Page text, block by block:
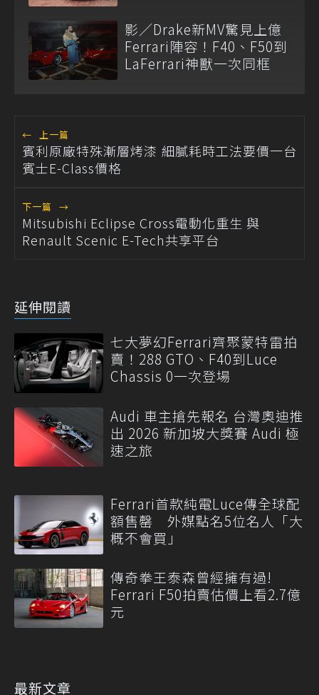
影／Drake新MV驚見上億
Ferrari陣容！F40、F50到
LaFerrari神獸一次同框
← 上一篇
賓利原廠特殊漸層烤漆 細膩耗時工法要價一台
賓士E-Class價格
下一篇 →
Mitsubishi Eclipse Cross電動化重生 與
Renault Scenic E-Tech共享平台
延伸閱讀
七大夢幻Ferrari齊聚蒙特雷拍
賣！288 GTO、F40到Luce
Chassis 0一次登場
Audi 車主搶先報名 台灣奧迪推
出 2026 新加坡大獎賽 Audi 極
速之旅
Ferrari首款純電Luce傳全球配
額售罄 外媒點名5位名人「大
概不會買」
傳奇拳王泰森曾經擁有過!
Ferrari F50拍賣估價上看2.7億
元
最新文章